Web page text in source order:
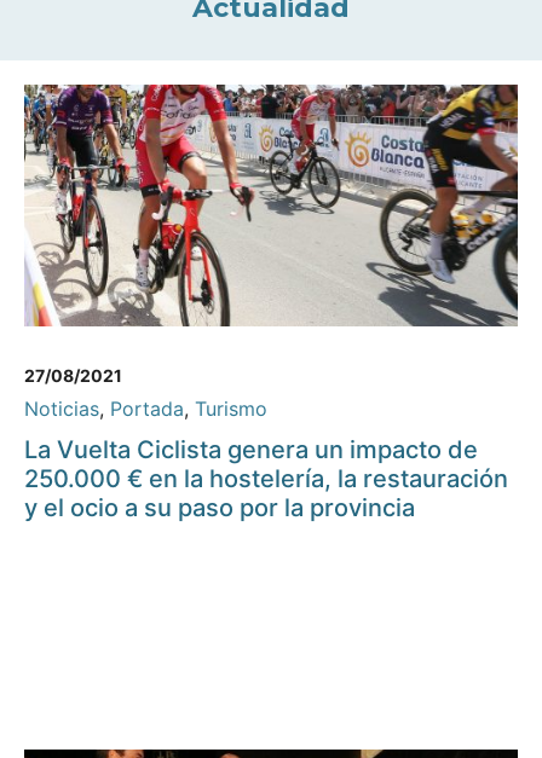
Actualidad
27/08/2021
Noticias, Portada, Turismo
La Vuelta Ciclista genera un impacto de
250.000 € en la hostelería, la restauración
y el ocio a su paso por la provincia